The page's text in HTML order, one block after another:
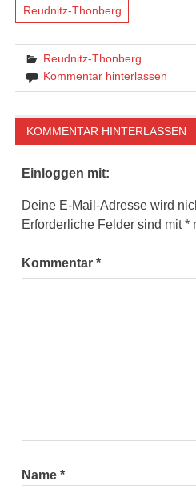
Reudnitz-Thonberg
Reudnitz-Thonberg
Kommentar hinterlassen
KOMMENTAR HINTERLASSEN
Einloggen mit:
Deine E-Mail-Adresse wird
Erforderliche Felder sind mit*
Kommentar*
Name*